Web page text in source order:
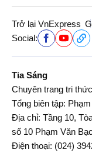
Trở lại VnExpress
Social:
Tia Sáng
Chuyên trang tri
Tổng biên tập:
Địa chỉ: Tầng 10,
số 10 Phạm Văn
Điện thoại: (024)